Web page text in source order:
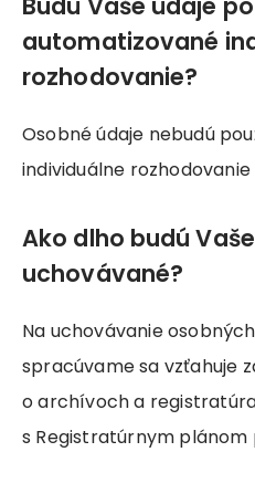
Budú Vaše údaje
automatizované
rozhodovanie?
Osobné údaje nebudú
individuálne
Ako dlho budú
uchovávané?
Na uchovávanie
spracúvame sa vzťahuje
o archívoch a
s Registratúrnym